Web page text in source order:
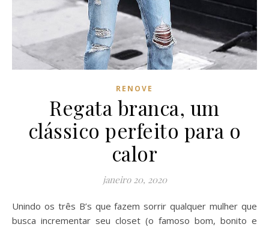
RENOVE
Regata branca, um
clássico perfeito para o
calor
janeiro 20, 2020
Unindo os três B’s que fazem sorrir qualquer mulher que
busca incrementar seu closet (o famoso bom, bonito e